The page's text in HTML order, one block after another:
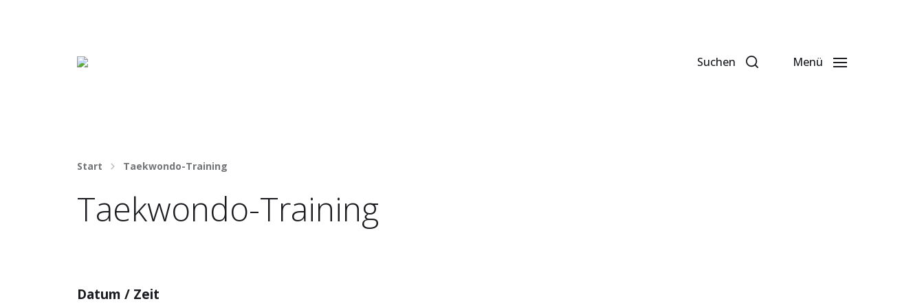
Häng nicht rum. Mach was draus! Suchen Menü
Start Taekwondo-Training
Taekwondo-Training
Datum / Zeit